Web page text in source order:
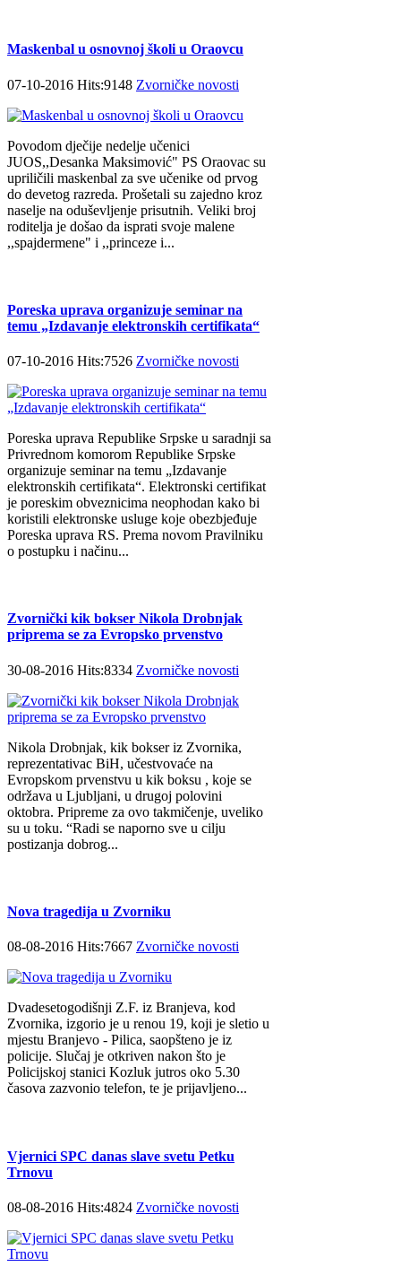
Maskenbal u osnovnoj školi u Oraovcu
07-10-2016 Hits:9148 Zvorničke novosti
Povodom dječije nedelje učenici
JUOS,,Desanka Maksimović" PS Oraovac su
upriličili maskenbal za sve učenike od prvog
do devetog razreda. Prošetali su zajedno kroz
naselje na oduševljenje prisutnih. Veliki broj
roditelja je došao da isprati svoje malene
,,spajdermene" i ,,princeze i...
Poreska uprava organizuje seminar na
temu „Izdavanje elektronskih certifikata“
07-10-2016 Hits:7526 Zvorničke novosti
Poreska uprava Republike Srpske u saradnji sa
Privrednom komorom Republike Srpske
organizuje seminar na temu „Izdavanje
elektronskih certifikata“. Elektronski certifikat
je poreskim obveznicima neophodan kako bi
koristili elektronske usluge koje obezbjeđuje
Poreska uprava RS. Prema novom Pravilniku
o postupku i načinu...
Zvornički kik bokser Nikola Drobnjak
priprema se za Evropsko prvenstvo
30-08-2016 Hits:8334 Zvorničke novosti
Nikola Drobnjak, kik bokser iz Zvornika,
reprezentativac BiH, učestvovaće na
Evropskom prvenstvu u kik boksu , koje se
održava u Ljubljani, u drugoj polovini
oktobra. Pripreme za ovo takmičenje, uveliko
su u toku. “Radi se naporno sve u cilju
postizanja dobrog...
Nova tragedija u Zvorniku
08-08-2016 Hits:7667 Zvorničke novosti
Dvadesetogodišnji Z.F. iz Branjeva, kod
Zvornika, izgorio je u renou 19, koji je sletio u
mjestu Branjevo - Pilica, saopšteno je iz
policije. Slučaj je otkriven nakon što je
Policijskoj stanici Kozluk jutros oko 5.30
časova zazvonio telefon, te je prijavljeno...
Vjernici SPC danas slave svetu Petku
Trnovu
08-08-2016 Hits:4824 Zvorničke novosti